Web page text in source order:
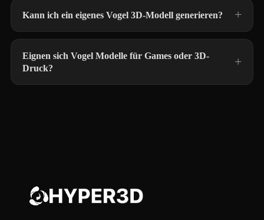
Kann ich ein eigenes Vogel 3D-Modell generieren?
Eignen sich Vogel Modelle für Games oder 3D-
Druck?